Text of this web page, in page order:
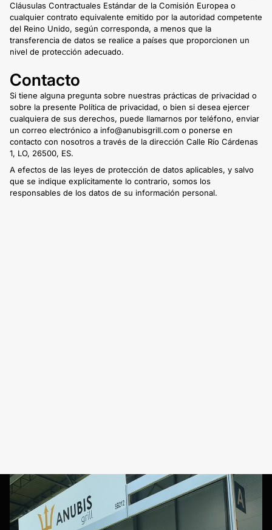
Cláusulas Contractuales Estándar de la Comisión Europea o
cualquier contrato equivalente emitido por la autoridad competente
del Reino Unido, según corresponda, a menos que la
transferencia de datos se realice a países que proporcionen un
nivel de protección adecuado.
Contacto
Si tiene alguna pregunta sobre nuestras prácticas de privacidad o
sobre la presente Política de privacidad, o bien si desea ejercer
cualquiera de sus derechos, puede llamarnos por teléfono, enviar
un correo electrónico a info@anubisgrill.com o ponerse en
contacto con nosotros a través de la dirección Calle Río Cárdenas
1, LO, 26500, ES.
A efectos de las leyes de protección de datos aplicables, y salvo
que se indique explícitamente lo contrario, somos los
responsables de los datos de su información personal.